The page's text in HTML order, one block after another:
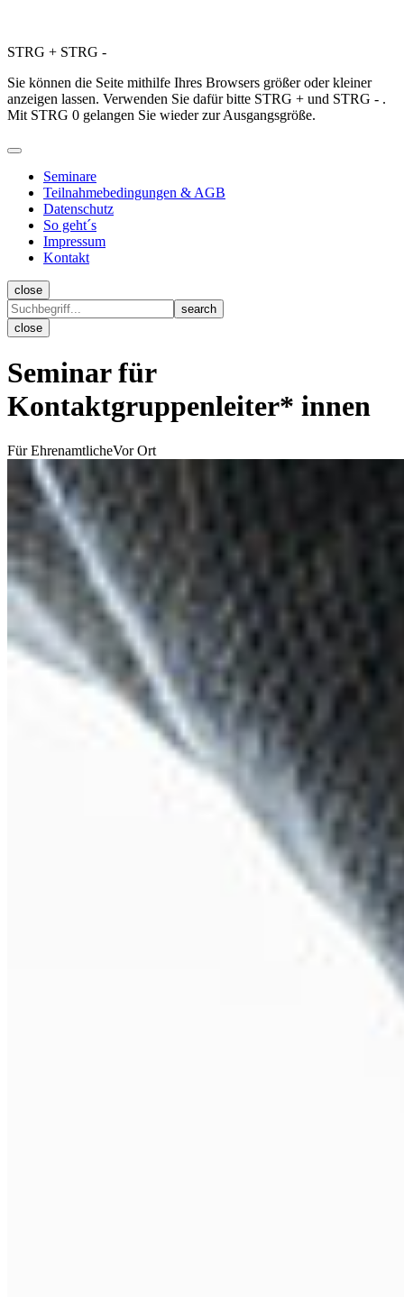
STRG + STRG -
Sie können die Seite mithilfe Ihres Browsers größer oder kleiner
anzeigen lassen. Verwenden Sie dafür bitte STRG + und STRG - .
Mit STRG 0 gelangen Sie wieder zur Ausgangsgröße.
Seminare
Teilnahmebedingungen & AGB
Datenschutz
So geht´s
Impressum
Kontakt
close
close
Seminar für
Kontaktgruppenleiter* innen
Für EhrenamtlicheVor Ort